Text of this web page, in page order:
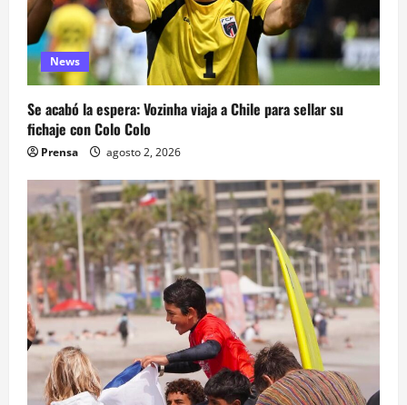
News
Se acabó la espera: Vozinha viaja a Chile para sellar su
fichaje con Colo Colo
Prensa agosto 2, 2026